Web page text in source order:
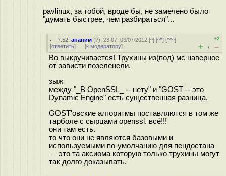
pavlinux, за тобой, вроде бы, не замечено было
"думать быстрее, чем разбираться"...
7.52 ,ананим (?), 23:07, 03/07/2012 [^] [^^] [^^^]
[ответить] [к модератору]
+2
+ / –
Во выкручивается! Трухины из(под) мс наверное
от зависти позеленели.
зыж
между "_В OpenSSL_ -- нету" и "GOST -- это
Dynamic Engine" есть существенная разница.
GOST'овские алгоритмы поставляются в том же
тарболе с сырцами openssl. всё!!!
они там есть.
то что они не являются базовыми и
используемыми по-умолчанию для пендостана
— это та аксиома которую только трухины могут
так долго доказывать.